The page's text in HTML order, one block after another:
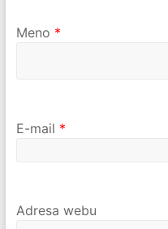
Meno *
E-mail *
Adresa webu